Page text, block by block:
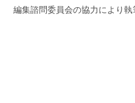
編集諮問委員会の協力により執